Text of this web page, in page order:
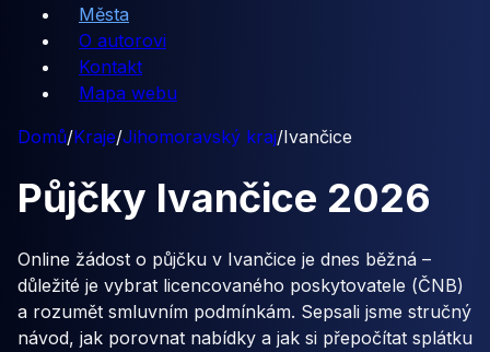
Města
O autorovi
Kontakt
Mapa webu
Domů/Kraje/Jihomoravský kraj/Ivančice
Půjčky Ivančice 2026
Online žádost o půjčku v Ivančice je dnes běžná –
důležité je vybrat licencovaného poskytovatele (ČNB)
a rozumět smluvním podmínkám. Sepsali jsme stručný
návod, jak porovnat nabídky a jak si přepočítat splátku